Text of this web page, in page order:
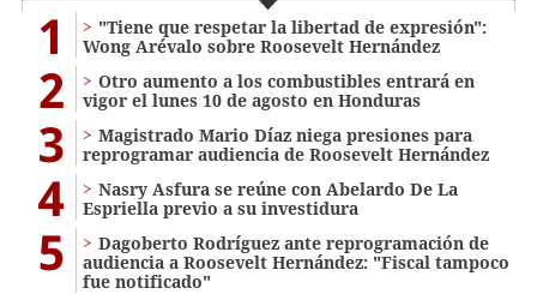
1
"Tiene que respetar la libertad de expresión":
Wong Arévalo sobre Roosevelt Hernández
2
Otro aumento a los combustibles entrará en
vigor el lunes 10 de agosto en Honduras
3
Magistrado Mario Díaz niega presiones para
reprogramar audiencia de Roosevelt Hernández
4
Nasry Asfura se reúne con Abelardo De La
Espriella previo a su investidura
5
Dagoberto Rodríguez ante reprogramación de
audiencia a Roosevelt Hernández: "Fiscal tampoco
fue notificado"